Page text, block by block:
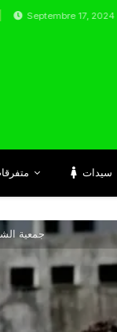
17, 2024
سيدات
جمعية